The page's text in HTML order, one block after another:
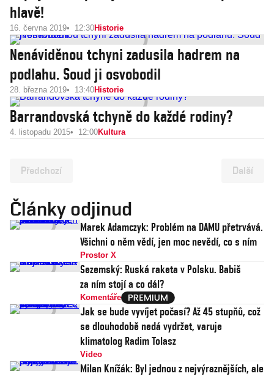
hlavě!
16. června 2019 12:30Historie
Nenáviděnou tchyni zadusila hadrem na
podlahu. Soud ji osvobodil
28. března 2019 13:40Historie
Barrandovská tchyně do každé rodiny?
4. listopadu 2015 12:00Kultura
Předchozí Další
Články odjinud
Marek Adamczyk: Problém na DAMU přetrvává.
Všichni o něm vědí, jen moc nevědí, co s ním
Prostor X
Sezemský: Ruská raketa v Polsku. Babiš
za ním stojí a co dál?
Komentáře
Jak se bude vyvíjet počasí? Až 45 stupňů, což
se dlouhodobě nedá vydržet, varuje
klimatolog Radim Tolasz
Video
Milan Knížák: Byl jednou z nejvýraznějších, ale